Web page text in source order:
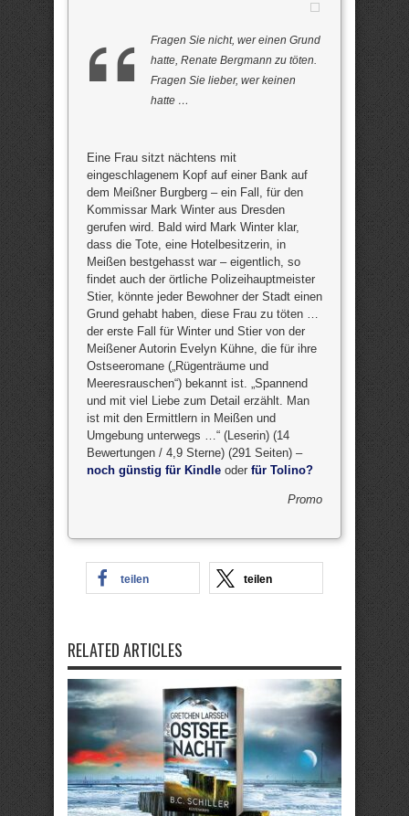
Fragen Sie nicht, wer einen Grund
hatte, Renate Bergmann zu töten.
Fragen Sie lieber, wer keinen
hatte …
Eine Frau sitzt nächtens mit
eingeschlagenem Kopf auf einer Bank auf
dem Meißner Burgberg – ein Fall, für den
Kommissar Mark Winter aus Dresden
gerufen wird. Bald wird Mark Winter klar,
dass die Tote, eine Hotelbesitzerin, in
Meißen bestgehasst war – eigentlich, so
findet auch der örtliche Polizeihauptmeister
Stier, könnte jeder Bewohner der Stadt einen
Grund gehabt haben, diese Frau zu töten …
der erste Fall für Winter und Stier von der
Meißener Autorin Evelyn Kühne, die für ihre
Ostseeromane („Rügenträume und
Meeresrauschen“) bekannt ist. „Spannend
und mit viel Liebe zum Detail erzählt. Man
ist mit den Ermittlern in Meißen und
Umgebung unterwegs …“ (Leserin) (14
Bewertungen / 4,9 Sterne) (291 Seiten) –
noch günstig für Kindle oder für Tolino?
Promo
teilen teilen
RELATED ARTICLES